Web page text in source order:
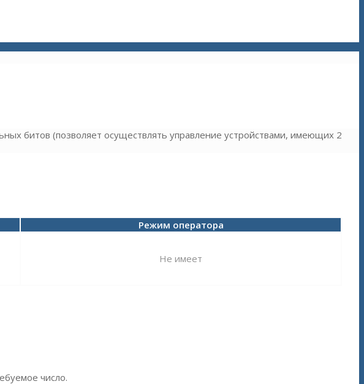
битов (позволяет осуществлять управление устройствами, имеющих 2
Режим оператора
Не имеет
число.